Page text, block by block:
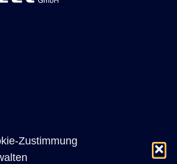
Zustimmung